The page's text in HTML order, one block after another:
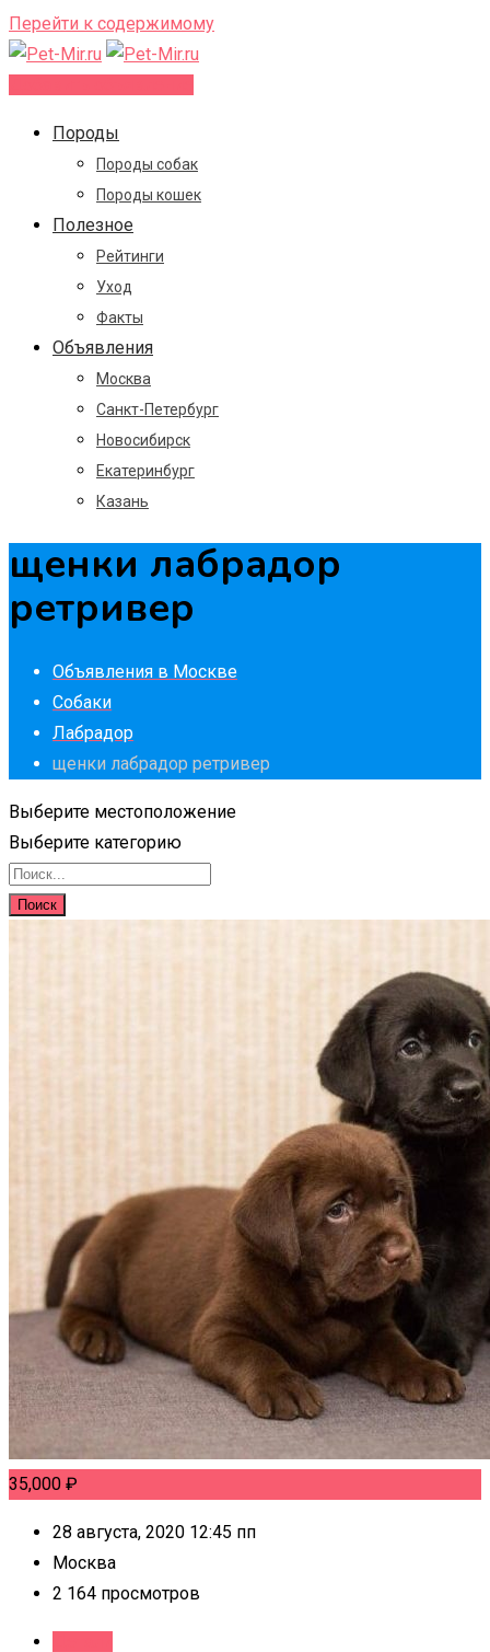
Перейти к содержимому
Породы
Породы собак
Породы кошек
Полезное
Рейтинги
Уход
Факты
Объявления
Москва
Санкт-Петербург
Новосибирск
Екатеринбург
Казань
щенки лабрадор
ретривер
Объявления в Москве
Собаки
Лабрадор
щенки лабрадор ретривер
Выберите местоположение
Выберите категорию
Поиск
35,000 ₽
28 августа, 2020 12:45 пп
Москва
2 164 просмотров